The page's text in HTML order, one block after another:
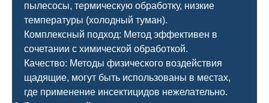
пылесосы, термическую обработку, низкие
температуры (холодный туман).
Комплексный подход: Метод эффективен в
сочетании с химической обработкой.
Качество: Методы физического воздействия
щадящие, могут быть использованы в местах,
где применение инсектицидов нежелательно.